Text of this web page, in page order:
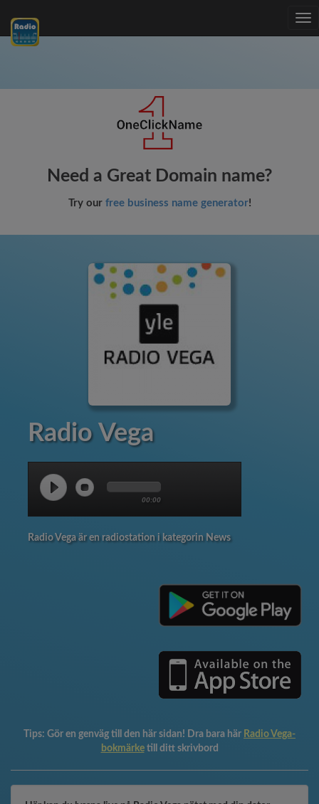
Need a Great Domain name?
Try our free business name generator!
Radio Vega
00:00
Radio Vega är en radiostation i kategorin News
Tips: Gör en genväg till den här sidan! Dra bara här Radio Vega-
bokmärke till ditt skrivbord